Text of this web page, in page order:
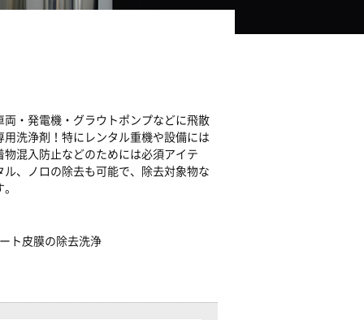
・発電機・グラウトポンプなどに飛散
洗浄剤！特にレンタル重機や設備には
混入防止などのためには必須アイテ
、ノロの除去も可能で、除去対象物な
ト皮膜の除去洗浄